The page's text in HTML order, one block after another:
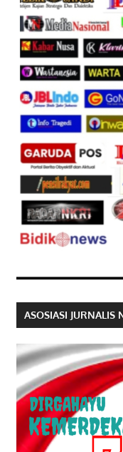
ASOSIASI JURNALIS